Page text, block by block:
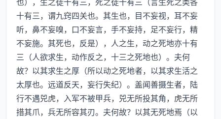
十有三，谓九窍四关也。其生也，目不妄视，耳不妄
听，鼻不妄嗅，口不妄言，手不妄持，足不妄行，精
不妄施。其死也，反是），人之生，动之死地亦十有
三（人欲求生，动作反之，十三之死地也）。夫何
故？以其求生之厚（所以动之死地者，以其求生活之
太厚也。远道反天，妄行失纪）。盖闻善摄生者，陆
行不遇兕虎，入军不被甲兵，兕无所投其角，虎无所
措其爪，兵无所容其刃。夫何故？以其无死地焉（以